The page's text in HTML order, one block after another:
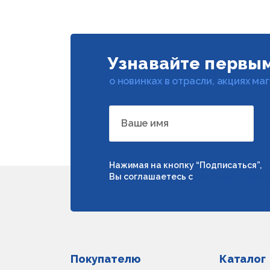
Узнавайте
о новинках в отрасли, акциях
Ваше имя
Нажимая на кнопку “Подписаться”,
Вы соглашаетесь с
Покупателю Каталог